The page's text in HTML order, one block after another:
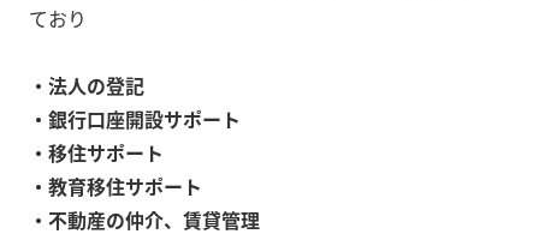
ており
・法人の登記
・銀行口座開設サポート
・移住サポート
・教育移住サポート
・不動産の仲介、賃貸管理